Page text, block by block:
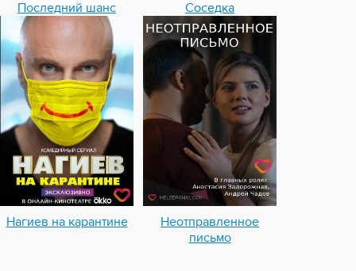
Последний шанс Соседка
Нагиев на карантине
Неотправленное
письмо